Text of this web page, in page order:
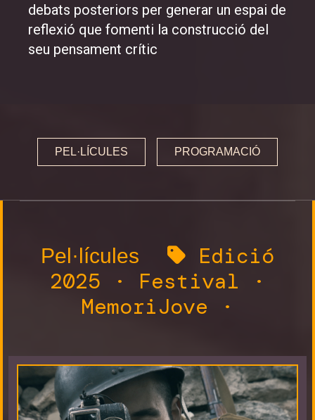
Entrades i horaris
Sala de premsa
Inauguració i cloenda
Sessions especials
MemoriReus
debats posteriors per generar un espai de
reflexió que fomenti la construcció del
seu pensament crític
PEL·LÍCULES PROGRAMACIÓ
Pel·lícules
Edició
2025 · Festival ·
MemoriJove ·